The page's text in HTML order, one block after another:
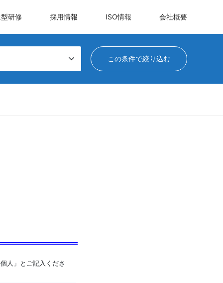
研修 採用情報 ISO情報 会社概要
人」とご記入くださ